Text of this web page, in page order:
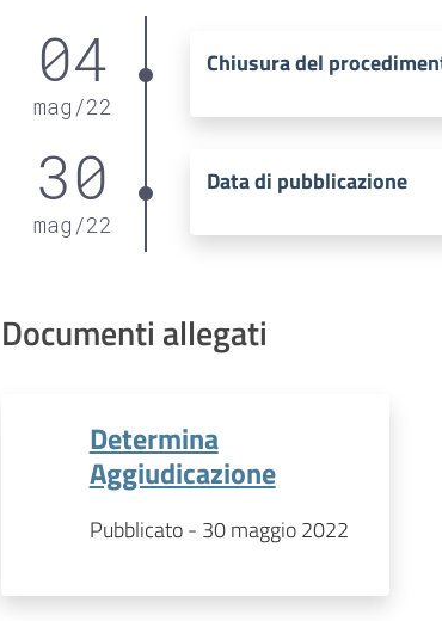
04
mag /22
Chiusura del
30
mag /22
Data di pubblicazione
Documenti allegati
Determina
Aggiudicazione
Pubblicato - 30 maggio 2022